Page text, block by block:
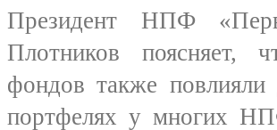
Президент НПФ
Плотников поясняет,
фондов также
портфелях у многих